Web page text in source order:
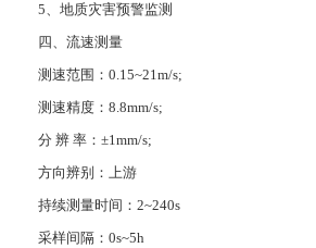
5、地质灾害预警监测
四、流速测量
测速范围：0.15~21m/s;
测速精度：8.8mm/s;
分 辨 率：±1mm/s;
方向辨别：上游
持续测量时间：2~240s
采样间隔：0s~5h